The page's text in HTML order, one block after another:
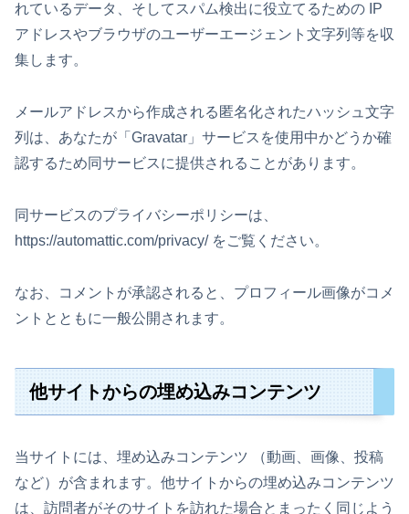
れているデータ、そしてスパム検出に役立てるための IP
アドレスやブラウザのユーザーエージェント文字列等を収
集します。
メールアドレスから作成される匿名化されたハッシュ文字
列は、あなたが「Gravatar」サービスを使用中かどうか確
認するため同サービスに提供されることがあります。
同サービスのプライバシーポリシーは、
https://automattic.com/privacy/ をご覧ください。
なお、コメントが承認されると、プロフィール画像がコメ
ントとともに一般公開されます。
他サイトからの埋め込みコンテンツ
当サイトには、埋め込みコンテンツ （動画、画像、投稿
など）が含まれます。他サイトからの埋め込みコンテンツ
は、訪問者がそのサイトを訪れた場合とまったく同じよう